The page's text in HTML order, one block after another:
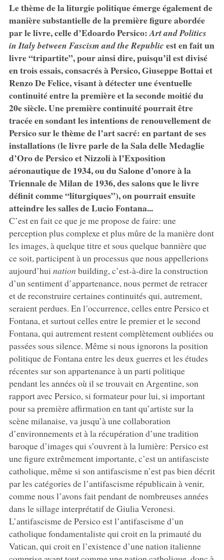
Le thème de la liturgie politique émerge également de
manière substantielle de la première figure abordée
par le livre, celle d’Edoardo Persico:Art and Politics
in Italy between Fascism and the Republic est en fait un
livre “tripartite”, pour ainsi dire, puisqu’il est divisé
en trois essais, consacrés à Persico, Giuseppe Bottai et
Renzo De Felice, visant à détecter une éventuelle
continuité entre la première et la seconde moitié du
20e siècle. Une première continuité pourrait être
tracée en sondant les intentions de renouvellement de
Persico sur le thème de l’art sacré: en partant de ses
installations (le livre parle de la Sala delle Medaglie
d’Oro de Persico et Nizzoli à l’Exposition
aéronautique de 1934, ou du Salone d’onore à la
Triennale de Milan de 1936, des salons que le livre
définit comme “liturgiques”), on pourrait ensuite
atteindre les salles de Lucio Fontana...
C’est en fait ce que je me propose de faire: une
perception plus complexe et plus mûre de la manière dont
les images, à quelque titre et sous quelque bannière que
ce soit, participent à un processus que nous appellerions
aujourd’hui nation building, c’est-à-dire la construction
d’un sentiment d’appartenance, nous permet de retracer
et de reconstruire certaines continuités qui, autrement,
seraient perdues. En l’occurrence, celles entre Persico et
Fontana, et surtout celles entre le premier et le second
Fontana, qui autrement restent complètement oubliées ou
passées sous silence. Même si nous ignorons la position
politique de Fontana entre les deux guerres et les études
récentes sur son appartenance à un parti politique
pendant les années où il se trouvait en Argentine, son
rapport avec Persico, si formateur pour lui, si important
pour sa première affirmation en tant qu’artiste sur la
scène milanaise, va jusqu’à une collaboration
d’environnements et à la récupération d’une tradition
baroque d’images qui s’ouvrent à la lumière: Persico est
une figure extrêmement importante, c’est un antifasciste
catholique, même si son antifascisme n’est pas bien décrit
par les catégories de l’antifascisme républicain à venir,
comme nous l’avons fait pendant de nombreuses années
dans le sillage interprétatif de Giulia Veronesi.
L’antifascisme de Persico est l’antifascisme d’un
catholique fondamentaliste qui croit en la primauté du
Vatican, qui croit en l’existence d’une nation italienne